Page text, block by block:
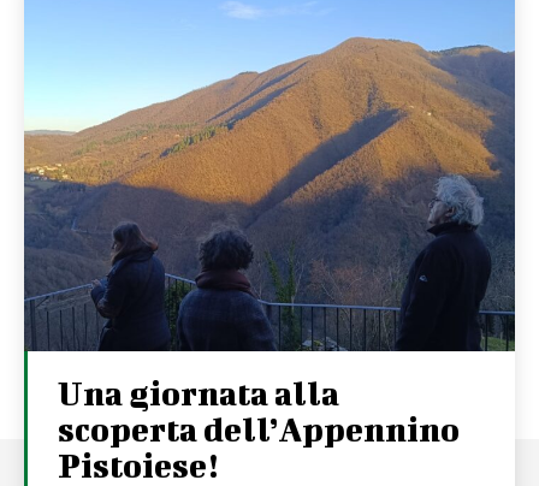
Una giornata alla
scoperta dell’Appennino
Pistoiese!